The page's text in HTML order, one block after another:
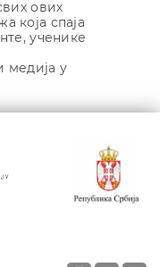
ових
која спаја
ученике
медија у